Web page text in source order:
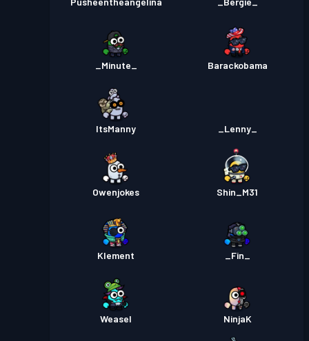
_Minute_ Barackobama
ItsManny _Lenny_
Owenjokes Shin_M31
Klement _Fin_
Weasel NinjaK